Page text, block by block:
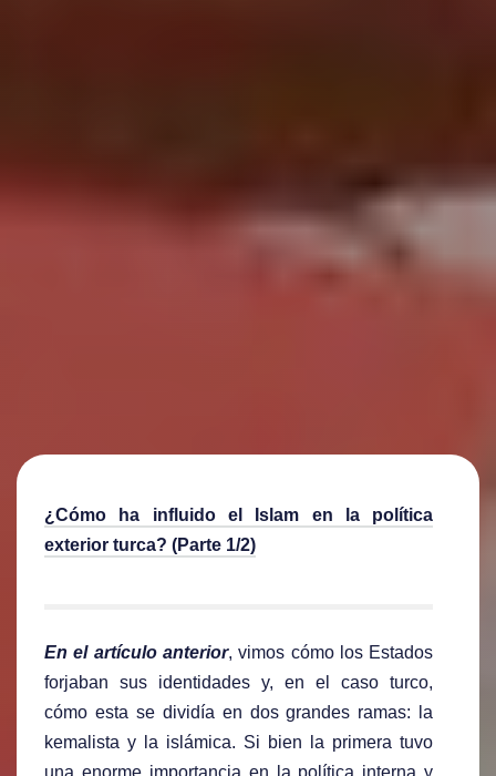
¿Cómo ha influido el Islam en la política
exterior turca? (Parte 1/2)
En el artículo anterior, vimos cómo los Estados
forjaban sus identidades y, en el caso turco,
cómo esta se dividía en dos grandes ramas: la
kemalista y la islámica. Si bien la primera tuvo
una enorme importancia en la política interna y